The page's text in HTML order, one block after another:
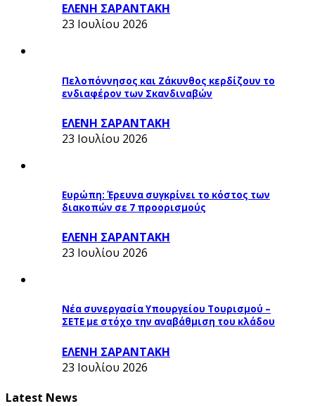
ΕΛΕΝΗ ΣΑΡΑΝΤΑΚΗ
23 Ιουλίου 2026
Πελοπόννησος και Ζάκυνθος κερδίζουν το
ενδιαφέρον των Σκανδιναβών
ΕΛΕΝΗ ΣΑΡΑΝΤΑΚΗ
23 Ιουλίου 2026
Ευρώπη: Έρευνα συγκρίνει το κόστος των
διακοπών σε 7 προορισμούς
ΕΛΕΝΗ ΣΑΡΑΝΤΑΚΗ
23 Ιουλίου 2026
Νέα συνεργασία Υπουργείου Τουρισμού –
ΣΕΤΕ με στόχο την αναβάθμιση του κλάδου
ΕΛΕΝΗ ΣΑΡΑΝΤΑΚΗ
23 Ιουλίου 2026
Latest News